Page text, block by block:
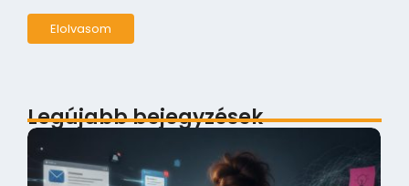
Elolvasom
Legújabb bejegyzések